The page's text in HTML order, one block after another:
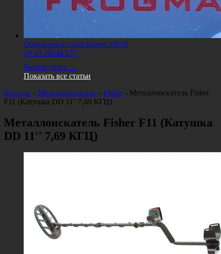
Обновление Gold Hunter MF50
19.10.20244 237
Читать далее →
Показать все статьи
Каталог - Металлоискатели - Fisher- Металлоискатель Fisher
F11 (Катушка DD 11'' 7,69 КГЦ)
Металлоискатель Fisher F11 (Катушка
DD 11'' 7,69 КГЦ)